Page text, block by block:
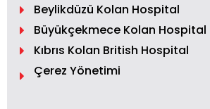
Beylikdüzü Kolan Hospital
Büyükçekmece Kolan Hospital
Kıbrıs Kolan British Hospital
Çerez Yönetimi